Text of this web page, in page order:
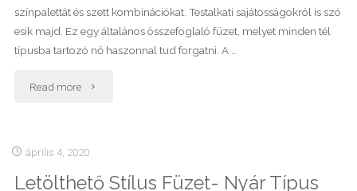
színpalettát és szett kombinációkat. Testalkati sajátosságokról is szó
esik majd. Ez egy általános összefoglaló füzet, melyet minden tél
típusba tartozó nő haszonnal tud forgatni. A …
Read more "Letölthető
Füzet-
Tél
április 4, 2020
Letölthető Stílus Füzet- Nyár Típus